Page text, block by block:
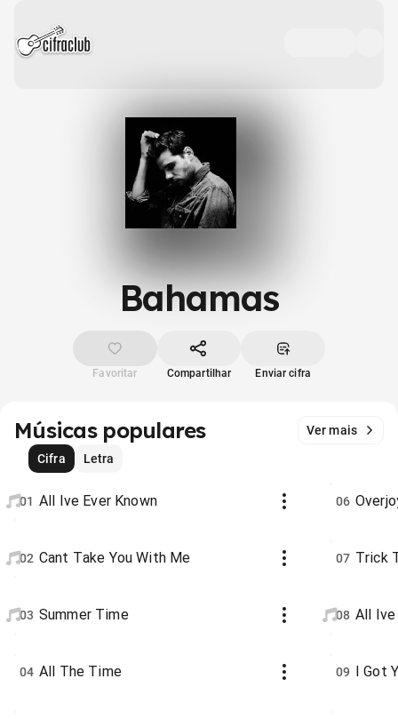
Bahamas
Favoritar Compartilhar Enviar cifra
Músicas populares
Ver mais
Cifra
Letra
01 All Ive Ever Known
02 Cant Take You With Me
03 Summer Time
04 All The Time
06
07 Trick
08 All Ive
09 I Got